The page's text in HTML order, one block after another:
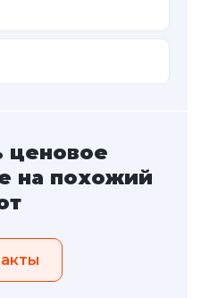
ценовое
на похожий